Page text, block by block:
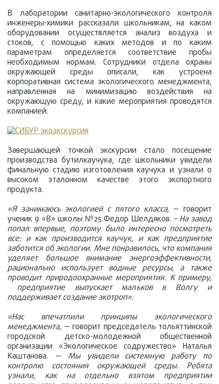
В лаборатории санитарно-экологического контроля
инженеры-химики рассказали школьникам, на каком
оборудовании осуществляется анализ воздуха и
стоков, с помощью каких методов и по каким
параметрам определяется соответствие пробы
необходимым нормам. Сотрудники отдела охраны
окружающей среды описали, как устроена
корпоративная система экологического менеджмента,
направленная на минимизацию воздействия на
окружающую среду, и какие мероприятия проводятся
компанией.
Завершающей точкой экскурсии стало посещение
производства бутилкаучука, где школьники увидели
финальную стадию изготовления каучука и узнали о
высоком эталонном качестве этого экспортного
продукта.
«Я занимаюсь экологией с пятого класса,— говорит
ученик 9 «В» школы №25 Федор Шелдяков. – На завод
попал впервые, поэтому было интересно посмотреть
все: и как производится каучук, и как предприятие
заботится об экологии. Мне понравилось, что компания
уделяет большое внимание энергоэффективности,
рационально использует водные ресурсы, а также
проводит природоохранные мероприятия. К примеру,
предприятие выпускает мальков в Волгу и
поддерживает создание экотроп».
«Нас впечатлили принципы экологического
менеджмента, — говорит председатель тольяттинской
городской детско-молодежной общественной
организации «Экологическое содружество» Наталья
Каштанова. — Мы увидели системную работу по
контролю состояния окружающей среды. Ребята
узнали, как на отдельно взятом предприятии